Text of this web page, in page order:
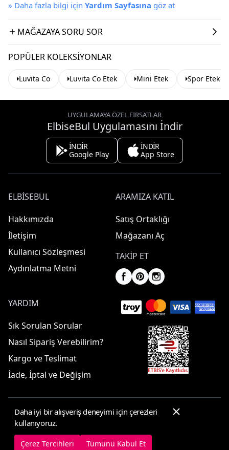
» Daha fazla bilgi için Yardım Sayfasına göz at
MAĞAZAYA SORU SOR
POPÜLER KOLEKSIYONLAR
Luvita Co Luvita Co Etek Mini Etek Spor Etek
UYGULAMAYA ÖZEL FIRSATLAR
ElbiseBul Uygulamasını İndir
İNDİR
Google Play
İNDİR
App Store
ELBISEBUL
Hakkımızda
İletişim
Kullanıcı Sözleşmesi
Aydınlatma Metni
ARAMIZA KATIL
Satış Ortaklığı
Mağazanı Aç
TAKIP ET
YARDIM
Sık Sorulan Sorular
Nasıl Sipariş Verebilirim?
Kargo ve Teslimat
İade, İptal ve Değişim
© 2025 ElbiseBul -
Çerez Tercihleri Çerez Politikası
Daha iyi bir alışveriş deneyimi için çerezleri
kullanıyoruz.
Çerez Tercihleri Tümünü Kabul Et